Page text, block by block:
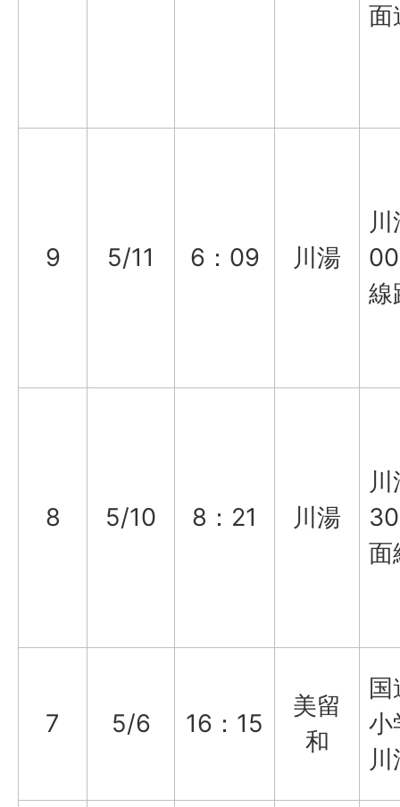
面
9 5/11 6：09 川湯
線
8 5/10 8：21 川湯
面
7 5/6 16：15
美留
和
小